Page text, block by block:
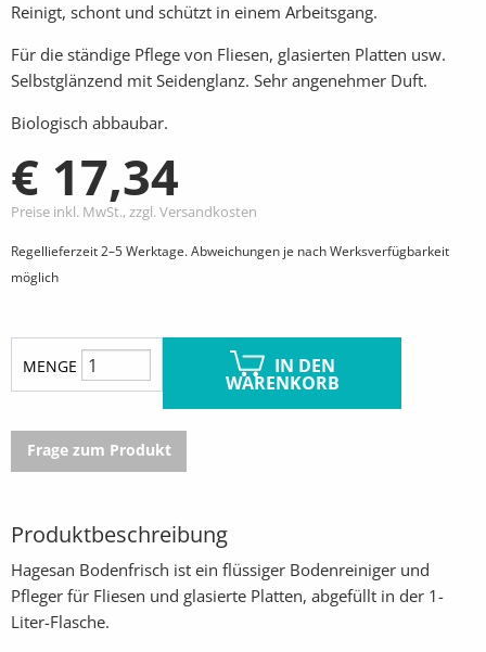
Reinigt, schont und schützt in einem Arbeitsgang.
Für die ständige Pflege von Fliesen, glasierten Platten usw.
Selbstglänzend mit Seidenglanz. Sehr angenehmer Duft.
Biologisch abbaubar.
€ 17,34
Preise inkl. MwSt., zzgl. Versandkosten
Regellieferzeit 2–5 Werktage. Abweichungen je nach Werksverfügbarkeit
möglich
MENGE IN DEN
WARENKORB
Frage zum Produkt
Produktbeschreibung
Hagesan Bodenfrisch ist ein flüssiger Bodenreiniger und
Pfleger für Fliesen und glasierte Platten, abgefüllt in der 1-
Liter-Flasche.